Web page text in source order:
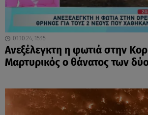
01.10.24, 15:15
Ανεξέλεγκτη η φωτιά στην
Μαρτυρικός ο θάνατος των